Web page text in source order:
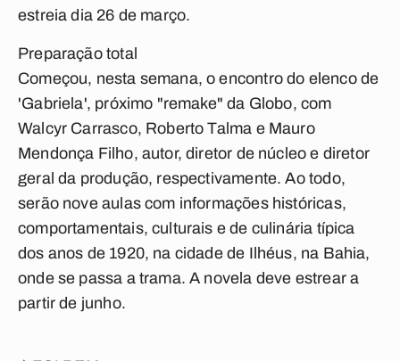
estreia dia 26 de março.
Preparação total
Começou, nesta semana, o encontro do elenco de
'Gabriela', próximo "remake" da Globo, com
Walcyr Carrasco, Roberto Talma e Mauro
Mendonça Filho, autor, diretor de núcleo e diretor
geral da produção, respectivamente. Ao todo,
serão nove aulas com informações históricas,
comportamentais, culturais e de culinária típica
dos anos de 1920, na cidade de Ilhéus, na Bahia,
onde se passa a trama. A novela deve estrear a
partir de junho.